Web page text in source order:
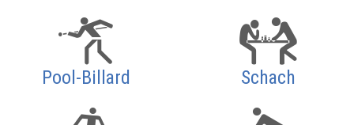
Pool-Billard Schach